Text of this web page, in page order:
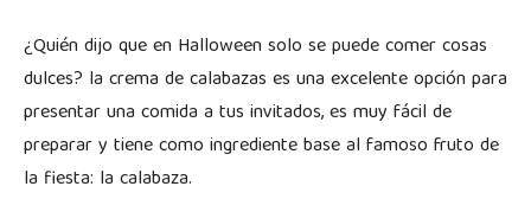
¿Quién dijo que en Halloween solo se puede comer cosas
dulces? la crema de calabazas es una excelente opción para
presentar una comida a tus invitados, es muy fácil de
preparar y tiene como ingrediente base al famoso fruto de
la fiesta: la calabaza.